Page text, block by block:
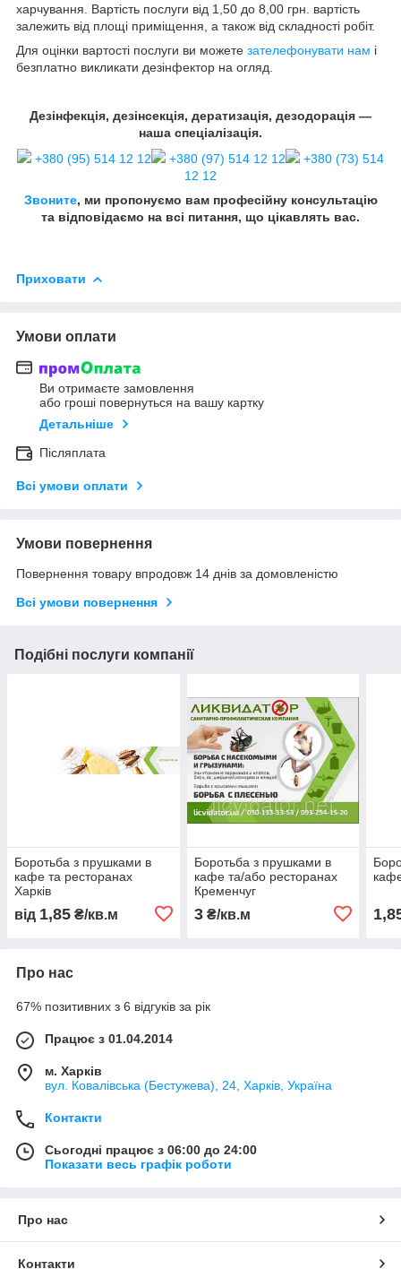
харчування. Вартість послуги від 1,50 до 8,00 грн. вартість
залежить від площі приміщення, а також від складності робіт.
Для оцінки вартості послуги ви можете зателефонувати нам і
безплатно викликати дезінфектор на огляд.
Дезінфекція, дезінсекція, дератизація, дезодорація —
наша спеціалізація.
+380 (95) 514 12 12
+380 (97) 514 12 12
+380 (73) 514
12 12
Звоните, ми пропонуємо вам професійну консультацію
та відповідаємо на всі питання, що цікавлять вас.
Приховати
Умови оплати
Ви отримаєте замовлення
або гроші повернуться на вашу картку
Детальніше
Післяплата
Всі умови оплати
Умови повернення
Повернення товару впродовж 14 днів за домовленістю
Всі умови повернення
Подібні послуги компанії
Боротьба з прушками в
кафе та ресторанах
Харків
від 1,85 ₴/кв.м
Боротьба з прушками в
кафе та/або ресторанах
Кременчуг
3₴/кв.м
Про нас
67% позитивних з 6 відгуків за рік
Працює з 01.04.2014
м. Харків
вул. Ковалівська (Бестужева), 24, Харків, Україна
Контакти
Сьогодні працює з 06:00 до 24:00
Показати весь графік роботи
Про нас
Контакти